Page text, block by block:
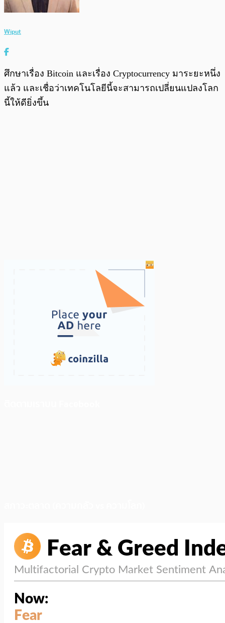
Wiput
ศึกษาเรื่อง Bitcoin และเรื่อง Cryptocurrency มาระยะหนึ่ง
แล้ว และเชื่อว่าเทคโนโลยีนี้จะสามารถเปลี่ยนแปลงโลก
นี้ให้ดียิ่งขึ้น